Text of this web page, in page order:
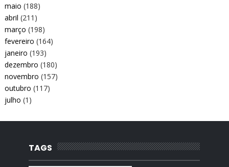
maio (188)
abril (211)
março (198)
fevereiro (164)
janeiro (193)
dezembro (180)
novembro (157)
outubro (117)
julho (1)
TAGS